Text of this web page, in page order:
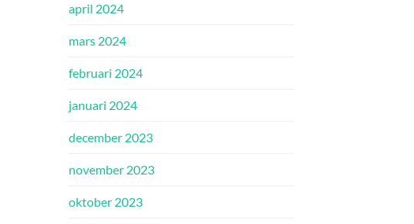
april 2024
mars 2024
februari 2024
januari 2024
december 2023
november 2023
oktober 2023